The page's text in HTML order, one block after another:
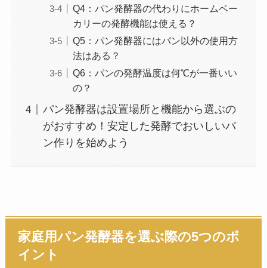
Q4：パン発酵器の代わりにホームベー
カリーの発酵機能は使える？
Q5：パン発酵器にはパン以外の使用方
法はある？
Q6：パンの発酵温度は何℃が一番いい
の？
パン発酵器は設置場所と機能から選ぶの
がおすすめ！安定した発酵でおいしいパ
ン作りを始めよう
家庭用パン発酵器を選ぶ際の5つのポ
イント